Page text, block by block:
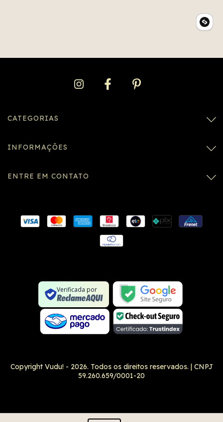
CATEGORIAS
INFORMAÇÕES
ENTRE EM CONTATO
Verificada por
Não é um site na lista negra
Google Safe Browsing
Copyright Vudu! - 2026. Todos os direitos reservados.